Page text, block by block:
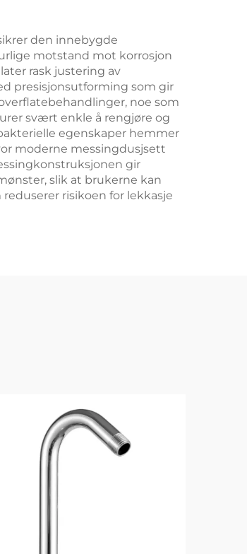
den innebygde
motstand mot korrosjon
rask justering av
presisjonsutforming som gir
noe som
svært enkle å rengjøre og
egenskaper hemmer
moderne messingdusjsett
gir
slik at brukerne kan
risikoen for lekkasje